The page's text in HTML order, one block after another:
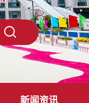
新闻资讯